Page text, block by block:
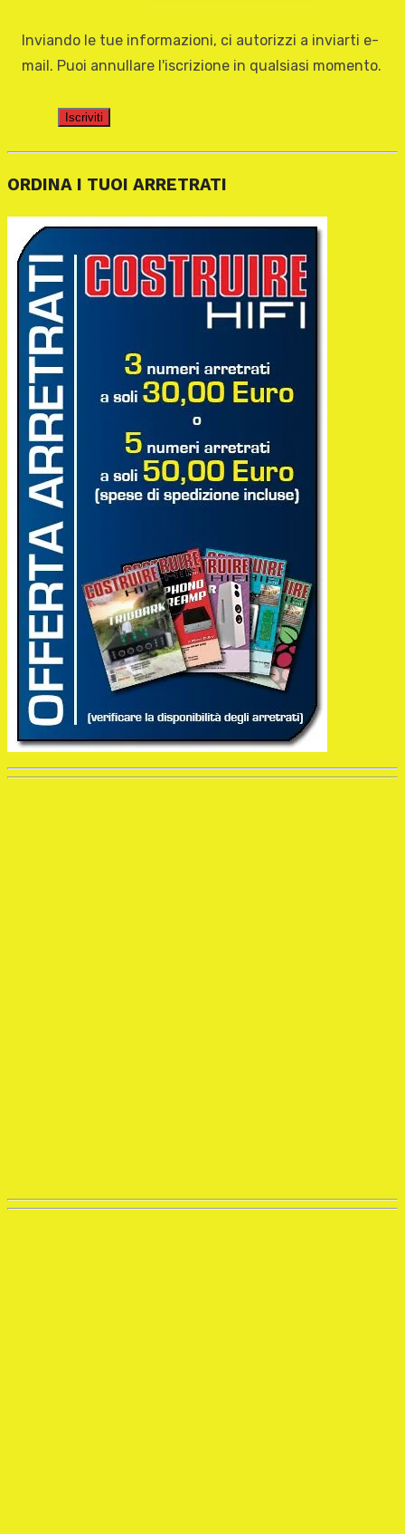
Inviando le tue informazioni, ci autorizzi a inviarti e-
mail. Puoi annullare l'iscrizione in qualsiasi momento.
Iscriviti
ORDINA I TUOI ARRETRATI